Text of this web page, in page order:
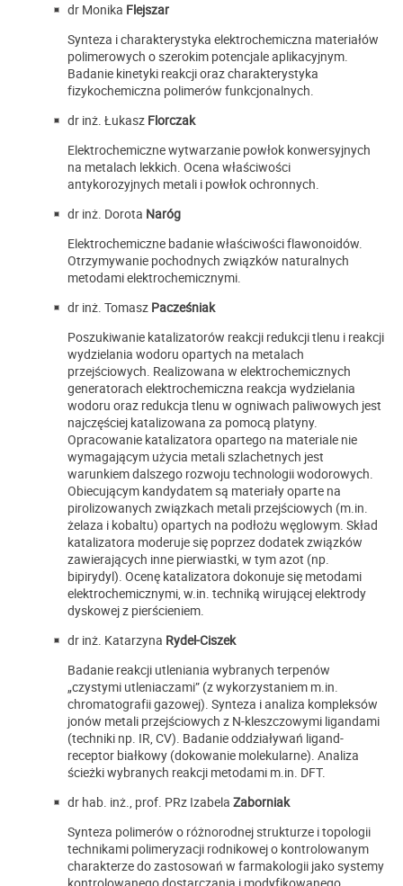
dr Monika Flejszar
Synteza i charakterystyka elektrochemiczna materiałów
polimerowych o szerokim potencjale aplikacyjnym.
Badanie kinetyki reakcji oraz charakterystyka
fizykochemiczna polimerów funkcjonalnych.
dr inż. Łukasz Florczak
Elektrochemiczne wytwarzanie powłok konwersyjnych
na metalach lekkich. Ocena właściwości
antykorozyjnych metali i powłok ochronnych.
dr inż. Dorota Naróg
Elektrochemiczne badanie właściwości flawonoidów.
Otrzymywanie pochodnych związków naturalnych
metodami elektrochemicznymi.
dr inż. Tomasz Pacześniak
Poszukiwanie katalizatorów reakcji redukcji tlenu i reakcji
wydzielania wodoru opartych na metalach
przejściowych. Realizowana w elektrochemicznych
generatorach elektrochemiczna reakcja wydzielania
wodoru oraz redukcja tlenu w ogniwach paliwowych jest
najczęściej katalizowana za pomocą platyny.
Opracowanie katalizatora opartego na materiale nie
wymagającym użycia metali szlachetnych jest
warunkiem dalszego rozwoju technologii wodorowych.
Obiecującym kandydatem są materiały oparte na
pirolizowanych związkach metali przejściowych (m.in.
żelaza i kobaltu) opartych na podłożu węglowym. Skład
katalizatora moderuje się poprzez dodatek związków
zawierających inne pierwiastki, w tym azot (np.
bipirydyl). Ocenę katalizatora dokonuje się metodami
elektrochemicznymi, w.in. techniką wirującej elektrody
dyskowej z pierścieniem.
dr inż. Katarzyna Rydel-Ciszek
Badanie reakcji utleniania wybranych terpenów
„czystymi utleniaczami” (z wykorzystaniem m.in.
chromatografii gazowej). Synteza i analiza kompleksów
jonów metali przejściowych z N-kleszczowymi ligandami
(techniki np. IR, CV). Badanie oddziaływań ligand-
receptor białkowy (dokowanie molekularne). Analiza
ścieżki wybranych reakcji metodami m.in. DFT.
dr hab. inż., prof. PRz Izabela Zaborniak
Synteza polimerów o różnorodnej strukturze i topologii
technikami polimeryzacji rodnikowej o kontrolowanym
charakterze do zastosowań w farmakologii jako systemy